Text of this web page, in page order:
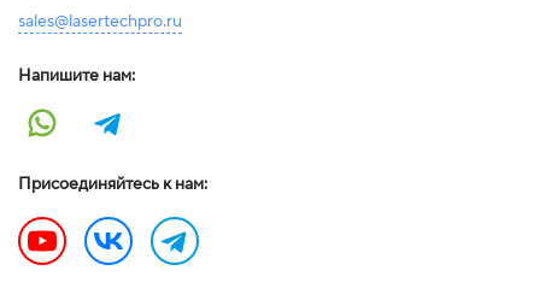
sales@lasertechpro.ru
Напишите нам:
Присоединяйтесь к нам: